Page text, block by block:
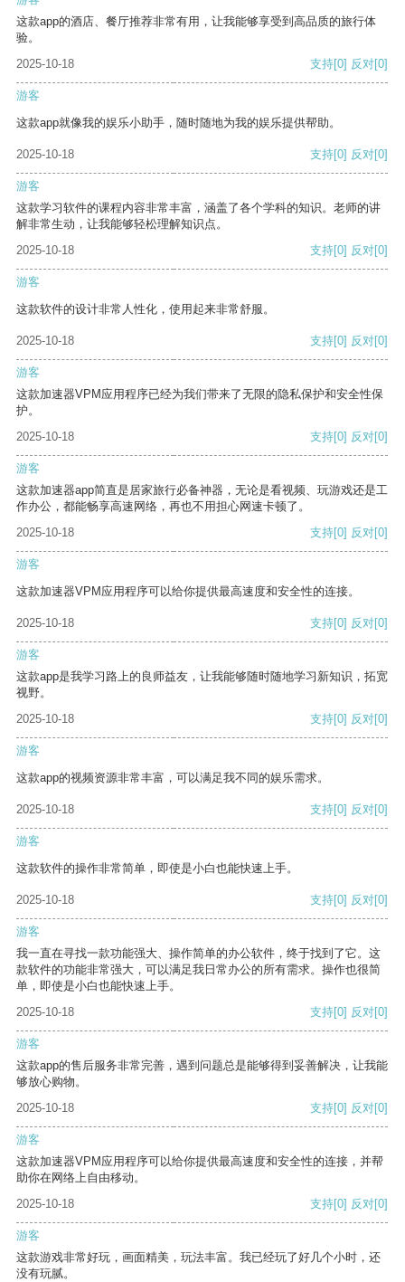
这款app的酒店、餐厅推荐非常有用，让我能够享受到高品质的旅行体
验。
2025-10-18
支持[0] 反对[0]
游客
这款app就像我的娱乐小助手，随时随地为我的娱乐提供帮助。
2025-10-18 支持[0] 反对[0]
游客
这款学习软件的课程内容非常丰富，涵盖了各个学科的知识。老师的讲
解非常生动，让我能够轻松理解知识点。
2025-10-18
支持[0] 反对[0]
游客
这款软件的设计非常人性化，使用起来非常舒服。
2025-10-18 支持[0] 反对[0]
游客
这款加速器VPM应用程序已经为我们带来了无限的隐私保护和安全性保
护。
2025-10-18
支持[0] 反对[0]
游客
这款加速器app简直是居家旅行必备神器，无论是看视频、玩游戏还是工
作办公，都能畅享高速网络，再也不用担心网速卡顿了。
2025-10-18
支持[0] 反对[0]
游客
这款加速器VPM应用程序可以给你提供最高速度和安全性的连接。
2025-10-18 支持[0] 反对[0]
游客
这款app是我学习路上的良师益友，让我能够随时随地学习新知识，拓宽
视野。
2025-10-18
支持[0] 反对[0]
游客
这款app的视频资源非常丰富，可以满足我不同的娱乐需求。
2025-10-18 支持[0] 反对[0]
游客
这款软件的操作非常简单，即使是小白也能快速上手。
2025-10-18 支持[0] 反对[0]
游客
我一直在寻找一款功能强大、操作简单的办公软件，终于找到了它。这
款软件的功能非常强大，可以满足我日常办公的所有需求。操作也很简
单，即使是小白也能快速上手。
2025-10-18
支持[0] 反对[0]
游客
这款app的售后服务非常完善，遇到问题总是能够得到妥善解决，让我能
够放心购物。
2025-10-18
支持[0] 反对[0]
游客
这款加速器VPM应用程序可以给你提供最高速度和安全性的连接，并帮
助你在网络上自由移动。
2025-10-18
支持[0] 反对[0]
游客
这款游戏非常好玩，画面精美，玩法丰富。我已经玩了好几个小时，还
没有玩腻。